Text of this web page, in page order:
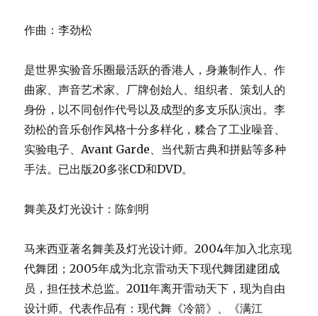
作曲：李劲松
是世界实验音乐圈最活跃的香港人，身兼制作人、作
曲家、声音艺术家、厂牌创始人、组织者、策划人的
身份，以不同创作代号以及成型的多支乐队演出。李
劲松的音乐创作风格十分多样化，糅合了工业噪音、
实验电子、Avant Garde、当代新古典和拼贴等多种
手法。已出版20多张CD和DVD。
舞美及灯光设计：陈剑明
马来西亚著名舞美及灯光设计师。2004年加入北京现
代舞团；2005年成为北京雷动天下现代舞团建团成
员，担任技术总监。2011年离开雷动天下，现为自由
设计师。代表作品有：现代舞《冷箭》、《满江